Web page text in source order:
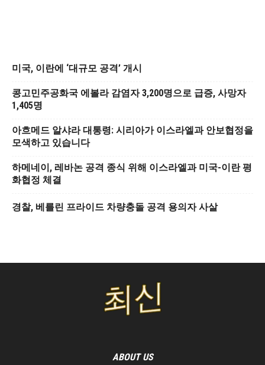
미국, 이란에 ‘대규모 공격’ 개시
콩고민주공화국 에볼라 감염자 3,200명으로 급증, 사망자
1,405명
아흐메드 알샤라 대통령: 시리아가 이스라엘과 안보협정을
모색하고 있습니다
하메네이, 레바논 공격 종식 위해 이스라엘과 미국-이란 평
화협정 체결
경찰, 베를린 프라이드 차량충돌 공격 용의자 사살
ABOUT US